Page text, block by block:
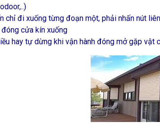
chỉ đi xuống từng đoạn một, phải nhấn nút
cửa kín xuống
hay tự dừng khi vận hành đóng mở gặp vật